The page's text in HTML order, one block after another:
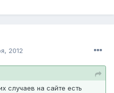
2012
случаев на сайте есть